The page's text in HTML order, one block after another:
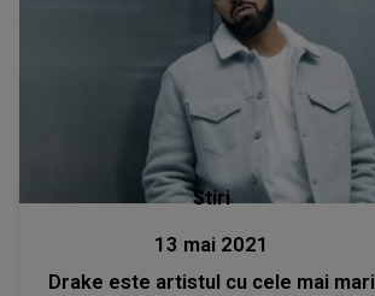
Stiri
13 mai 2021
Drake este artistul cu cele mai mari